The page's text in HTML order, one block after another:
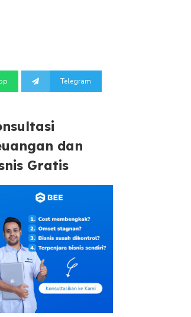
Telegram
dan
Gratis